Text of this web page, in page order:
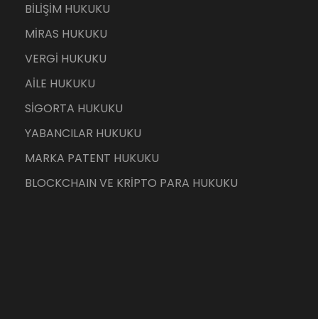
BİLİŞİM HUKUKU
MİRAS HUKUKU
VERGİ HUKUKU
AİLE HUKUKU
SİGORTA HUKUKU
YABANCILAR HUKUKU
MARKA PATENT HUKUKU
BLOCKCHAIN VE KRİPTO PARA HUKUKU